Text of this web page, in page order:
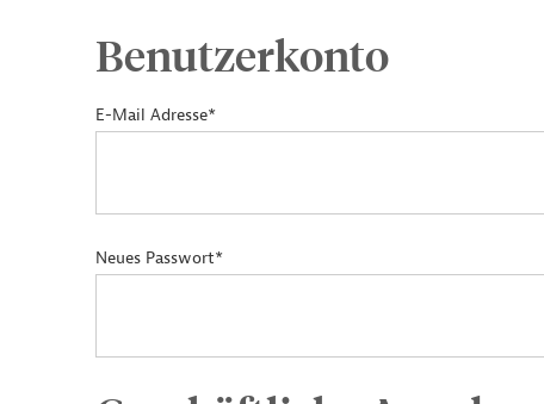
Benutzerkonto
E-Mail Adresse*
Neues Passwort*